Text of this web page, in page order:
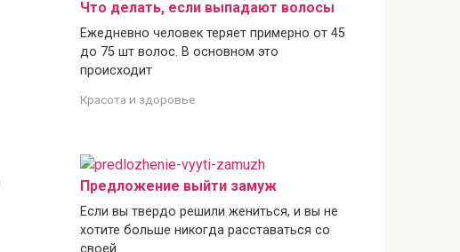
Что делать, если выпадают волосы
Ежедневно человек теряет примерно от 45
до 75 шт волос. В основном это
происходит
Красота и здоровье
Предложение выйти замуж
Если вы твердо решили жениться, и вы не
хотите больше никогда расставаться со
своей